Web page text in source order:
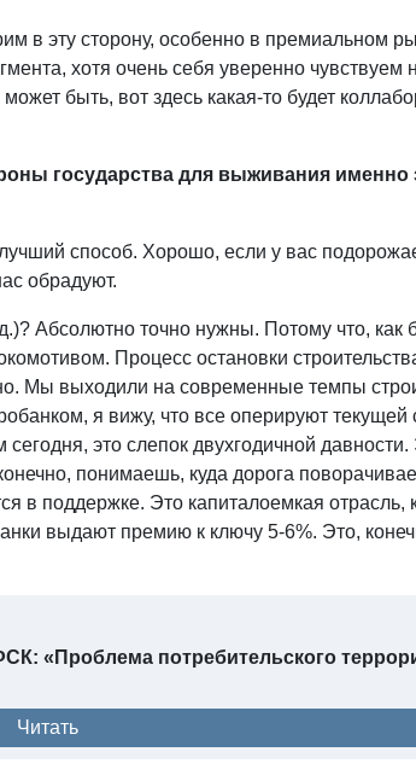
в эту сторону, особенно в премиальном
хотя очень себя уверенно чувствуем
быть, вот здесь какая-то будет
государства для выживания именно
способ. Хорошо, если у вас
обрадуют.
Абсолютно точно нужны. Потому что, как
Процесс остановки
Мы выходили на современные темпы
я вижу, что все оперируют текущей
это слепок двухгодичной давности.
понимаешь, куда дорога
в поддержке. Это капиталоемкая отрасль,
выдают премию к ключу 5-6%. Это,
«Проблема потребительского
Читать